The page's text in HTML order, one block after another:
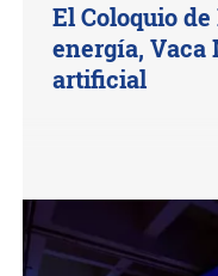
El Coloquio
energía,
artificial